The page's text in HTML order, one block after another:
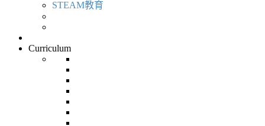
STEAM教育
Curriculum